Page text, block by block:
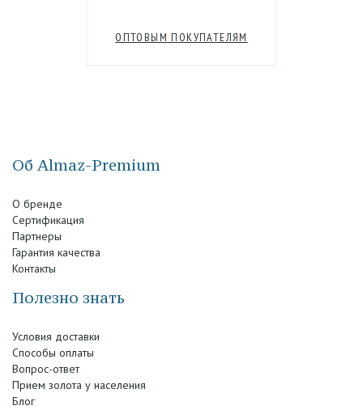
ОПТОВЫМ ПОКУПАТЕЛЯМ
Об Almaz-Premium
О бренде
Сертификация
Партнеры
Гарантия качества
Контакты
Полезно знать
Условия доставки
Способы оплаты
Вопрос-ответ
Прием золота у населения
Блог